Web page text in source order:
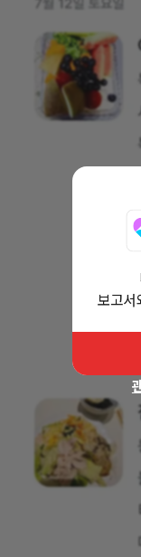
보고서